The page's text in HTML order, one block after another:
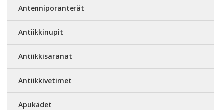
Antenniporanterät
Antiikkinupit
Antiikkisaranat
Antiikkivetimet
Apukädet